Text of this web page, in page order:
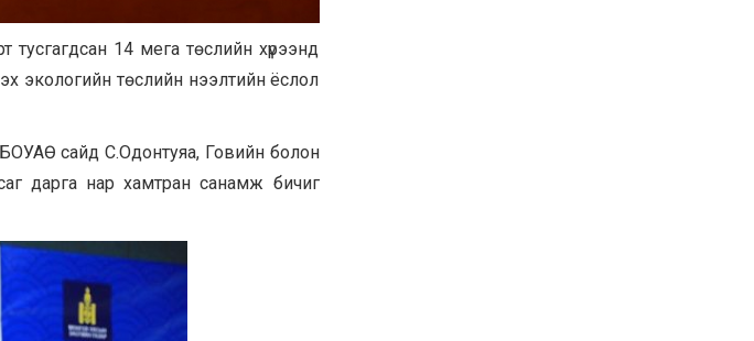
14 мега төслийн хүрээнд
экологийн төслийн нээлтийн ёслол
БОУАӨ сайд С.Одонтуяа, Говийн болон
дарга нар хамтран санамж бичиг